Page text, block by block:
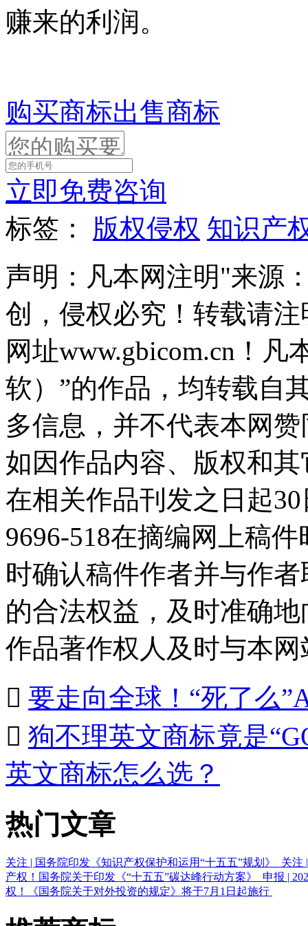
赚来的利润。
购买商标出售商标
立即免费咨询
标签：
版权侵权 知识产
声明：凡本网注明"来源
创，侵权必究！转载请
网址www.gbicom.cn！
软）”的作品，均转载自
多信息，并不代表本网
如因作品内容、版权和
在相关作品刊发之日起
9696-518在摘编网上稿
时确认稿件作者并与作
的合法权益，及时准确
作品著作权人及时与本
 要走向全球！“死了么
 狗不理英文商标竟是
英文商标怎么选？
热门文章
关注 | 国务院印发《知识产权保护和运用“十五五”规划》
关注
产权！国务院关于印发《“十五五”碳达峰行动方案》
申报 |
权！《国务院关于对外投资的规定》将于7月1日起施行